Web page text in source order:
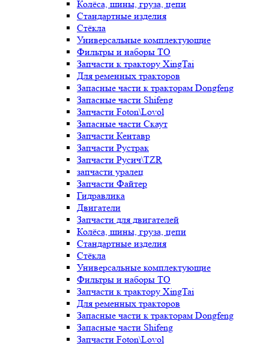
Колёса, шины, груза, цепи
Стандартные изделия
Стёкла
Универсальные комплектующие
Фильтры и наборы ТО
Запчасти к трактору XingTai
Для ременных тракторов
Запасные части к тракторам Dongfeng
Запасные части Shifeng
Запчасти Foton\Lovol
Запасные части Скаут
Запчасти Кентавр
Запчасти Рустрак
Запчасти Русич\TZR
запчасти уралец
Запчасти Файтер
Гидравлика
Двигатели
Запчасти для двигателей
Колёса, шины, груза, цепи
Стандартные изделия
Стёкла
Универсальные комплектующие
Фильтры и наборы ТО
Запчасти к трактору XingTai
Для ременных тракторов
Запасные части к тракторам Dongfeng
Запасные части Shifeng
Запчасти Foton\Lovol